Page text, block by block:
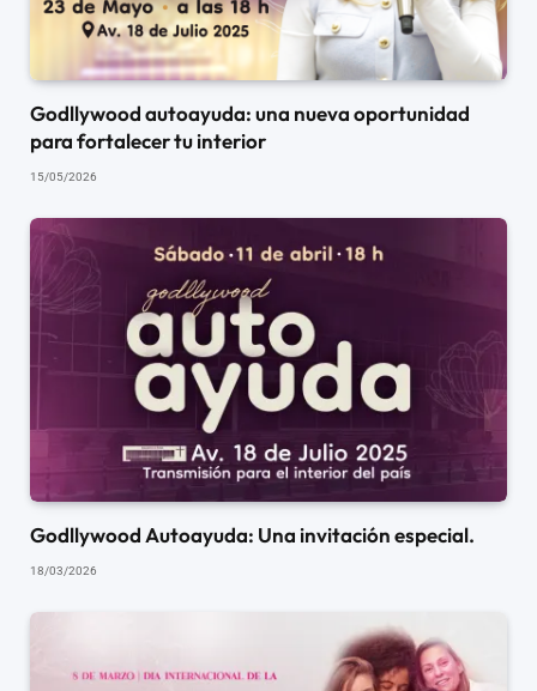
Godllywood autoayuda: una nueva oportunidad
para fortalecer tu interior
15/05/2026
Godllywood Autoayuda: Una invitación especial.
18/03/2026